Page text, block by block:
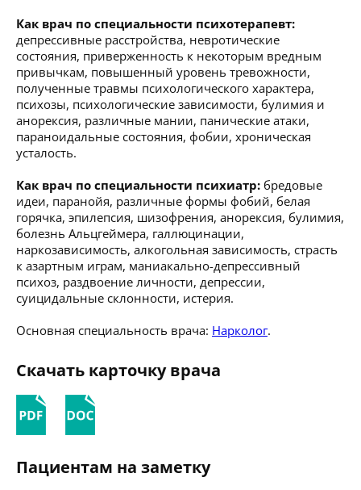
Как врач по специальности психотерапевт:
депрессивные расстройства, невротические
состояния, приверженность к некоторым вредным
привычкам, повышенный уровень тревожности,
полученные травмы психологического характера,
психозы, психологические зависимости, булимия и
анорексия, различные мании, панические атаки,
параноидальные состояния, фобии, хроническая
усталость.
Как врач по специальности психиатр: бредовые
идеи, паранойя, различные формы фобий, белая
горячка, эпилепсия, шизофрения, анорексия, булимия,
болезнь Альцгеймера, галлюцинации,
наркозависимость, алкогольная зависимость, страсть
к азартным играм, маниакально-депрессивный
психоз, раздвоение личности, депрессии,
суицидальные склонности, истерия.
Основная специальность врача: Нарколог.
Скачать карточку врача
Пациентам на заметку